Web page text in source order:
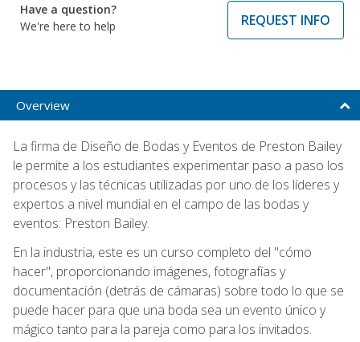
Have a question?
We're here to help
REQUEST INFO
Overview
La firma de Diseño de Bodas y Eventos de Preston Bailey
le permite a los estudiantes experimentar paso a paso los
procesos y las técnicas utilizadas por uno de los líderes y
expertos a nivel mundial en el campo de las bodas y
eventos: Preston Bailey.
En la industria, este es un curso completo del "cómo
hacer", proporcionando imágenes, fotografías y
documentación (detrás de cámaras) sobre todo lo que se
puede hacer para que una boda sea un evento único y
mágico tanto para la pareja como para los invitados.